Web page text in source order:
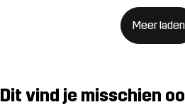
Meer laden
Dit vind je misschien